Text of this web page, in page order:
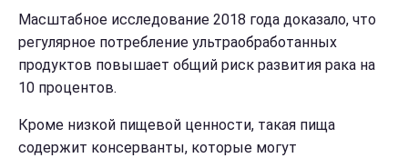
Масштабное исследование 2018 года доказало, что
регулярное потребление ультраобработанных
продуктов повышает общий риск развития рака на
10 процентов.
Кроме низкой пищевой ценности, такая пища
содержит консерванты, которые могут